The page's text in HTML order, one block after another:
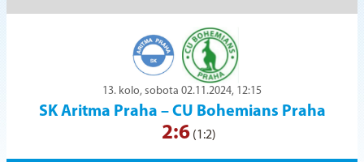
13. kolo, sobota 02.11.2024, 12:15
SK Aritma Praha – CU Bohemians Praha
2:6 (1:2)